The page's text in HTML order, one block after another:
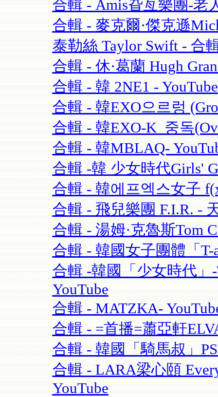
合輯 - Amis旮亙樂團-老
合輯 - 麥克爾·傑克遜
泰勒絲 Taylor Swift - 合
合輯 - 休·葛蘭 Hugh
合輯 - 韓 2NE1 - YouTube
合輯 - 韓EXO으르렁
合輯 - 韓EXO-K_중독
合輯 - 韓MBLAQ-
合輯 -韓 少女時代Girls'
合輯 - 韓에프엑스女子
合輯 - 飛兒樂團 F.I.R. -
合輯 - 湯姆·克魯斯Tom
合輯 - 韓國女子團體「T-
合輯 -韓國「少女時代」
YouTube
合輯 - MATZKA-
合輯 - =首播=蕭亞軒
合輯 - 韓國「騎馬叔」
合輯 - LARA梁心頤
YouTube